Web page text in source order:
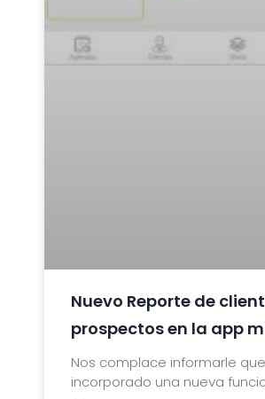
Nuevo Reporte de
prospectos en la app
Nos complace informarle
incorporado una nueva